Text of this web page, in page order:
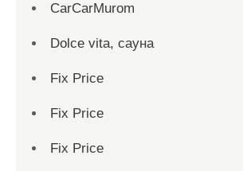
CarCarMurom
Dolce vita, сауна
Fix Price
Fix Price
Fix Price